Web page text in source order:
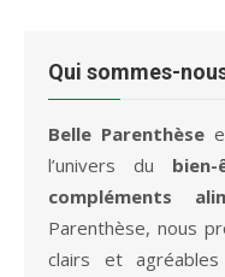
Qui sommes-
Belle Parenthèse
l’univers du
compléments
Parenthèse, nous
clairs et